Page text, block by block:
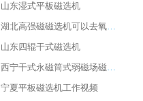
山东湿式平板磁选机
湖北高强磁磁选机可以去氧化铝
山东四辊干式磁选机
西宁干式永磁筒式弱磁场磁选机结构图
宁夏平板磁选机工作视频